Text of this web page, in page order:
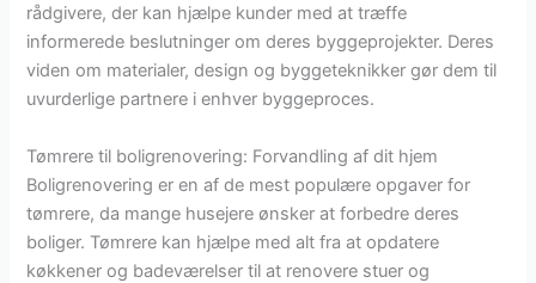
rådgivere, der kan hjælpe kunder med at træffe
informerede beslutninger om deres byggeprojekter. Deres
viden om materialer, design og byggeteknikker gør dem til
uvurderlige partnere i enhver byggeproces.
Tømrere til boligrenovering: Forvandling af dit hjem
Boligrenovering er en af de mest populære opgaver for
tømrere, da mange husejere ønsker at forbedre deres
boliger. Tømrere kan hjælpe med alt fra at opdatere
køkkener og badeværelser til at renovere stuer og